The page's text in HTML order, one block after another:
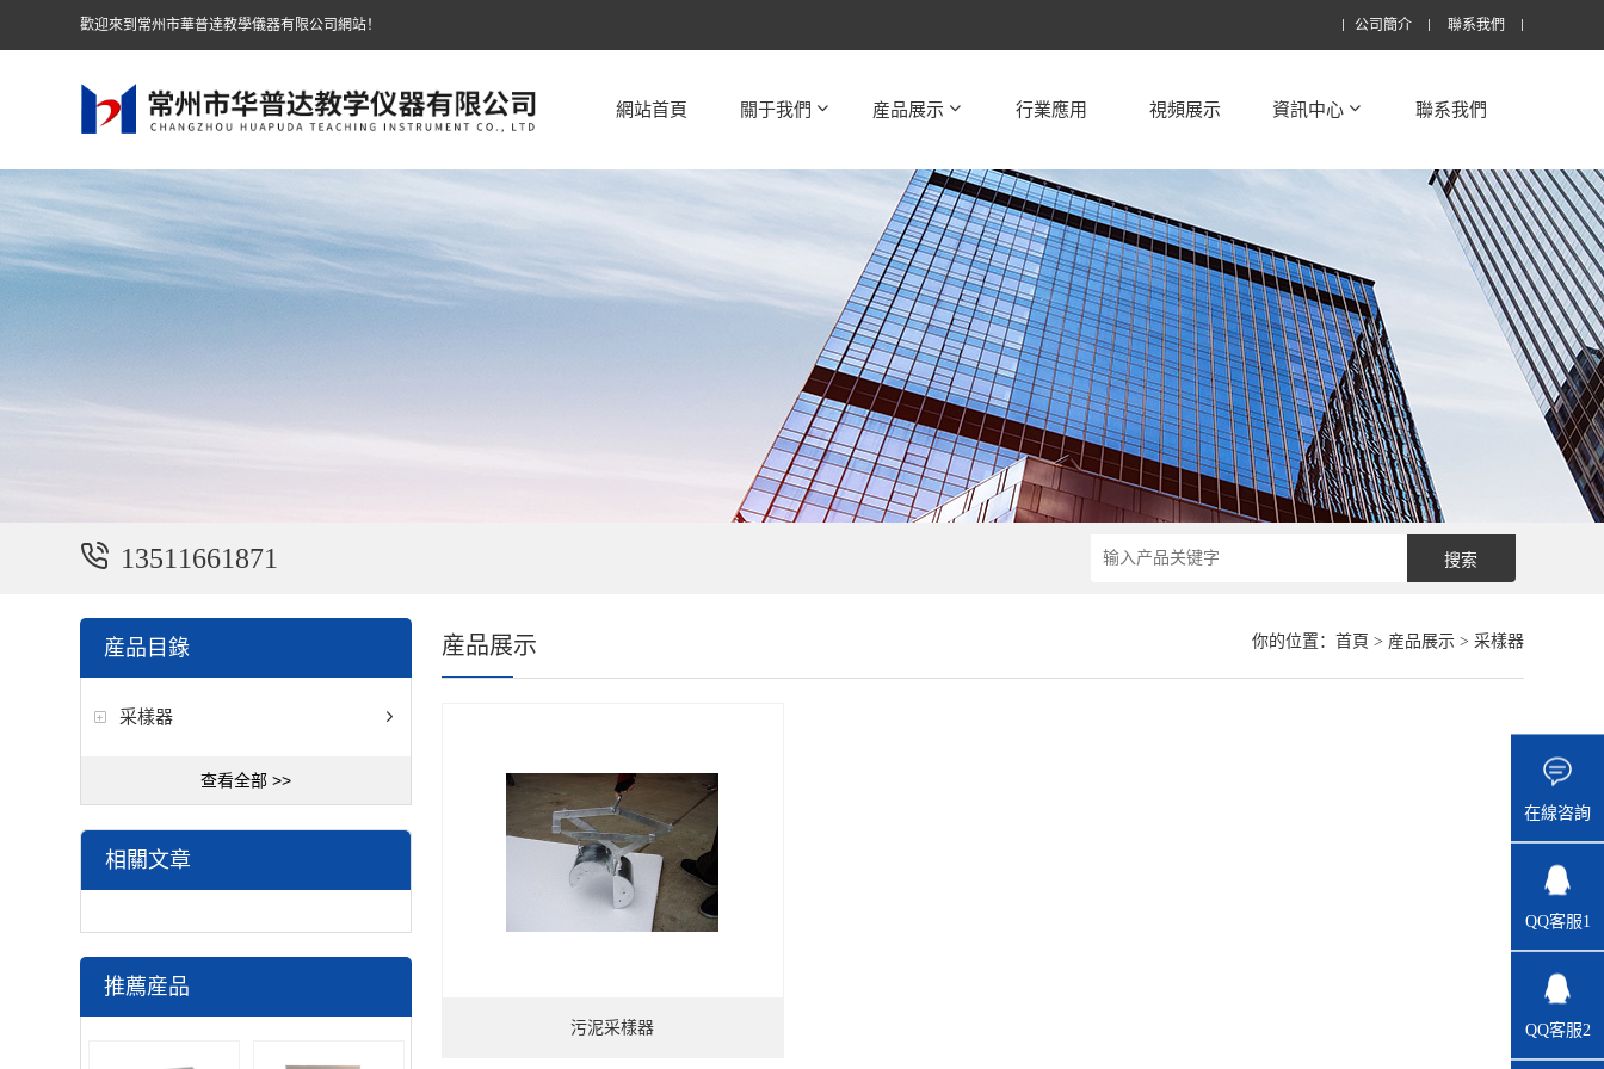
歡迎來到常州市華普達教學儀器有限公司網站！ 公司簡介 聯系我們
網站首頁 關于我們 産品展示 行業應用 視頻展示 資訊中心 聯系我們
13511661871
産品目錄
采樣器
查看全部 >>
相關文章
推薦産品
你的位置： 首頁 > 産品展示> 采樣器
産品展示
污泥采樣器
在線咨詢
QQ客服1
QQ客服2